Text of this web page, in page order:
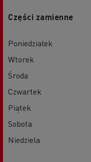
Części zamienne
Poniedziałek
Wtorek
Środa
Czwartek
Piątek
Sobota
Niedziela